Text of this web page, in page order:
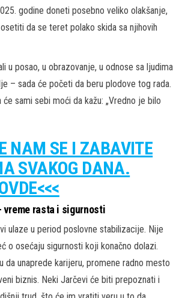
godine doneti posebno veliko olakšanje,
da se teret polako skida sa njihovih
u posao, u obrazovanje, u odnose sa ljudima
– sada će početi da beru plodove tog rada.
sami sebi moći da kažu: „Vredno je bilo
NAM SE I ZABAVITE
SVAKOG DANA.
vreme rasta i sigurnosti
ulaze u period poslovne stabilizacije. Nije
o osećaju sigurnosti koji konačno dolazi.
da unaprede karijeru, promene radno mesto
biznis. Neki Jarčevi će biti prepoznati i